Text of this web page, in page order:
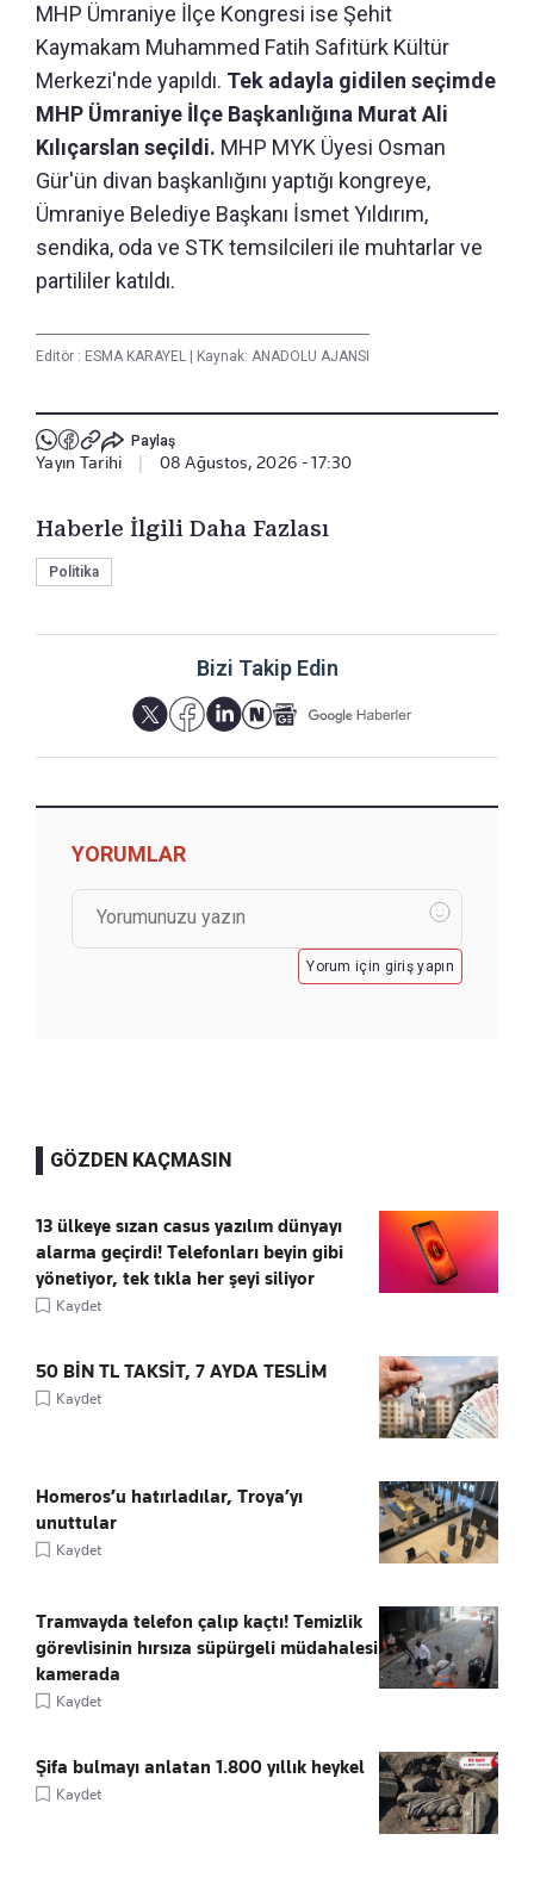
MHP Ümraniye İlçe Kongresi ise Şehit
Kaymakam Muhammed Fatih Safitürk Kültür
Merkezi'nde yapıldı. Tek adayla gidilen seçimde
MHP Ümraniye İlçe Başkanlığına Murat Ali
Kılıçarslan seçildi. MHP MYK Üyesi Osman
Gür'ün divan başkanlığını yaptığı kongreye,
Ümraniye Belediye Başkanı İsmet Yıldırım,
sendika, oda ve STK temsilcileri ile muhtarlar ve
partililer katıldı.
Editör : ESMA KARAYEL | Kaynak: ANADOLU AJANSI
Paylaş
Yayın Tarihi 08 Ağustos, 2026 - 17:30
Haberle İlgili Daha Fazlası
Politika
Bizi Takip Edin
YORUMLAR
Yorum için giriş yapın
GÖZDEN KAÇMASIN
13 ülkeye sızan casus yazılım dünyayı
alarma geçirdi! Telefonları beyin gibi
yönetiyor, tek tıkla her şeyi siliyor
Kaydet
50 BİN TL TAKSİT, 7 AYDA TESLİM
Kaydet
Homeros’u hatırladılar, Troya’yı
unuttular
Kaydet
Tramvayda telefon çalıp kaçtı! Temizlik
görevlisinin hırsıza süpürgeli müdahalesi
kamerada
Kaydet
Şifa bulmayı anlatan 1.800 yıllık heykel
Kaydet